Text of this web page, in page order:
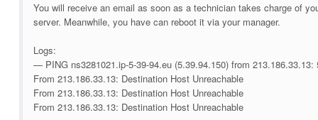
You will receive an email as soon as a technician takes charge of
server. Meanwhile, you have can reboot it via your manager.
Logs:
— PING ns3281021.ip-5-39-94.eu (5.39.94.150) from
From 213.186.33.13: Destination Host Unreachable
From 213.186.33.13: Destination Host Unreachable
From 213.186.33.13: Destination Host Unreachable